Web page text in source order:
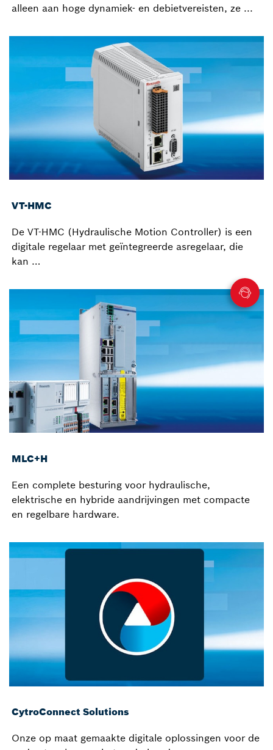
alleen aan hoge dynamiek- en debietvereisten, ze ...
VT-HMC
De VT-HMC (Hydraulische Motion Controller) is een
digitale regelaar met geïntegreerde asregelaar, die
kan …
MLC+H
Een complete besturing voor hydraulische,
elektrische en hybride aandrijvingen met compacte
en regelbare hardware.
CytroConnect Solutions
Onze op maat gemaakte digitale oplossingen voor de